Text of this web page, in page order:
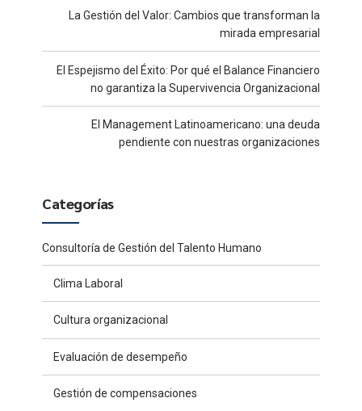
La Gestión del Valor: Cambios que transforman la
mirada empresarial
El Espejismo del Éxito: Por qué el Balance Financiero
no garantiza la Supervivencia Organizacional
El Management Latinoamericano: una deuda
pendiente con nuestras organizaciones
Categorías
Consultoría de Gestión del Talento Humano
Clima Laboral
Cultura organizacional
Evaluación de desempeño
Gestión de compensaciones